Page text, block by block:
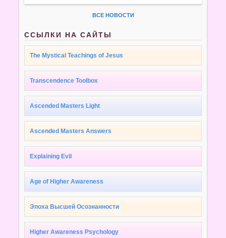
ВСЕ НОВОСТИ
ССЫЛКИ НА САЙТЫ
The Mystical Teachings of Jesus
Transcendence Toolbox
Ascended Masters Light
Ascended Masters Answers
Explaining Evil
Age of Higher Awareness
Эпоха Высшей Осознанности
Higher Awareness Psychology